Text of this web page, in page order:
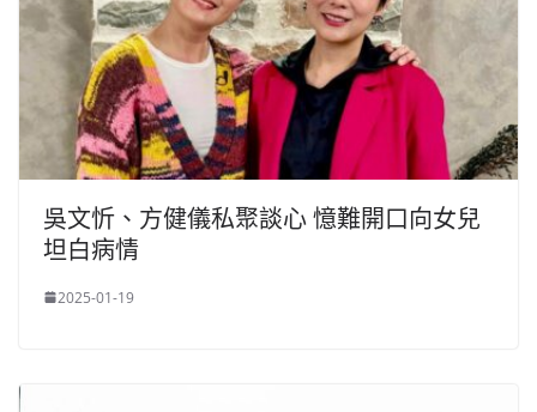
吳文忻、方健儀私聚談心 憶難開口向女兒
坦白病情
2025-01-19